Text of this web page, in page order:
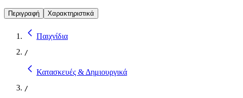
Περιγραφή Χαρακτηριστικά
Παιχνίδια
/
Κατασκευές & Δημιουργικά
/